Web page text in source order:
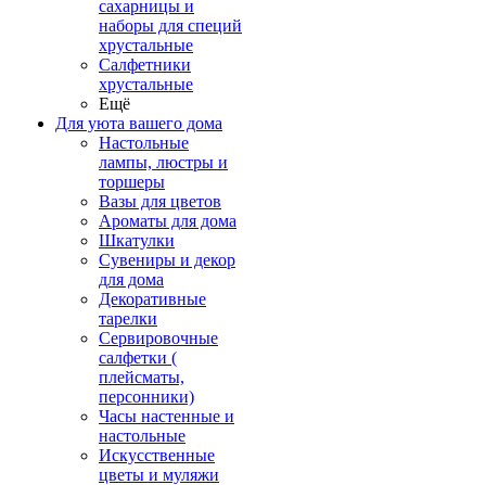
сахарницы и
наборы для специй
хрустальные
Салфетники
хрустальные
Ещё
Для уюта вашего дома
Настольные
лампы, люстры и
торшеры
Вазы для цветов
Ароматы для дома
Шкатулки
Сувениры и декор
для дома
Декоративные
тарелки
Сервировочные
салфетки (
плейсматы,
персонники)
Часы настенные и
настольные
Искусственные
цветы и муляжи